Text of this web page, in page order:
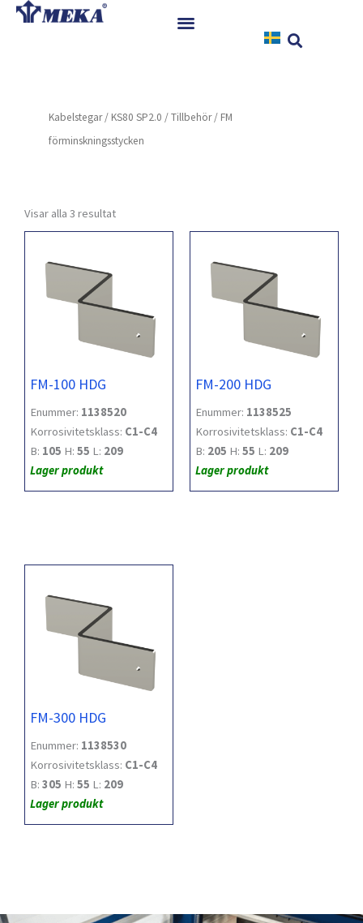
Hoppa
Referenser
Nyheter
Kontakt
Kabelstegar/ KS80 SP2.0 /Tillbehör/ FM
förminskningsstycken
Visar alla 3 resultat
FM-100 HDG
Enummer: 1138520
Korrosivitetsklass: C1-C4
B: 105 H: 55 L: 209
Lager produkt
FM-200 HDG
Enummer: 1138525
Korrosivitetsklass: C1-C4
B: 205 H: 55 L: 209
Lager produkt
FM-300 HDG
Enummer: 1138530
Korrosivitetsklass: C1-C4
B: 305 H: 55 L: 209
Lager produkt